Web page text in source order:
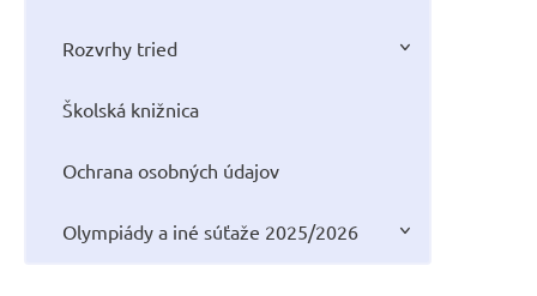
Rozvrhy tried
Školská knižnica
Ochrana osobných údajov
Olympiády a iné súťaže 2025/2026